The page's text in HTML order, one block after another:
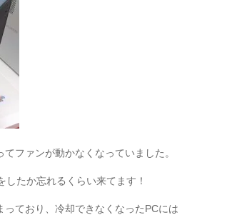
ファンが動かなくなっていました。
たか忘れるくらい来てます！
ており、冷却できなくなったPCには